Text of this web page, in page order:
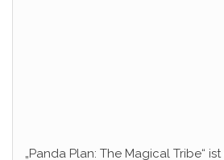
„Panda Plan: The Magical Tribe“